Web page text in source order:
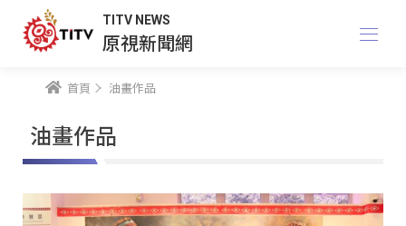
TITV NEWS
原視新聞網
首頁 油畫作品
油畫作品